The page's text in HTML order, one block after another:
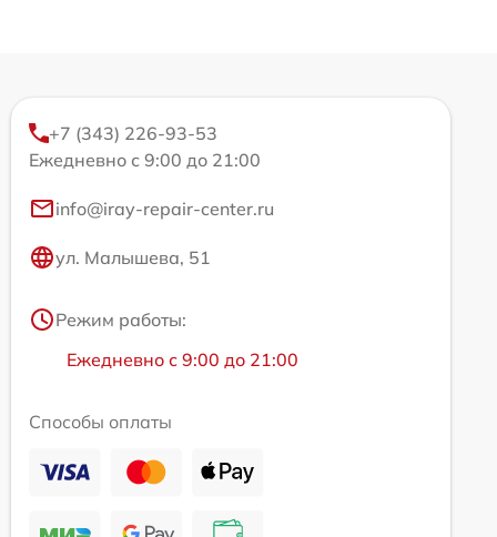
+7 (343) 226-93-53
Ежедневно с 9:00 до 21:00
info@iray-repair-center.ru
ул. Малышева, 51
Режим работы:
Ежедневно с 9:00 до 21:00
Способы оплаты